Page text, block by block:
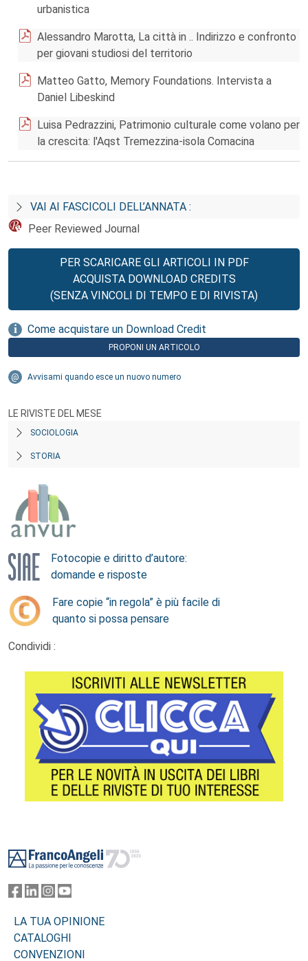
urbanistica
Alessandro Marotta, La città in .. Indirizzo e confronto
per giovani studiosi del territorio
Matteo Gatto, Memory Foundations. Intervista a
Daniel Libeskind
Luisa Pedrazzini, Patrimonio culturale come volano per
la crescita: l'Aqst Tremezzina-isola Comacina
VAI AI FASCICOLI DELL’ANNATA :
Peer Reviewed Journal
PER SCARICARE GLI ARTICOLI IN PDF
ACQUISTA DOWNLOAD CREDITS
(SENZA VINCOLI DI TEMPO E DI RIVISTA)
Come acquistare un Download Credit
PROPONI UN ARTICOLO
Avvisami quando esce un nuovo numero
LE RIVISTE DEL MESE
SOCIOLOGIA
STORIA
Fotocopie e diritto d’autore:
domande e risposte
Fare copie “in regola” è più facile di
quanto si possa pensare
Condividi :
LA TUA OPINIONE
CATALOGHI
CONVENZIONI